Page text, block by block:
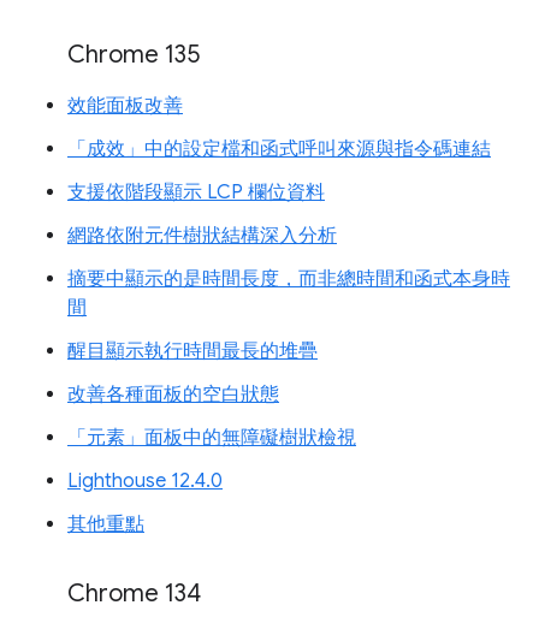
Chrome 135
效能面板改善
「成效」中的設定檔和函式呼叫來源與指令碼連結
支援依階段顯示 LCP 欄位資料
網路依附元件樹狀結構深入分析
摘要中顯示的是時間長度，而非總時間和函式本身時
間
醒目顯示執行時間最長的堆疊
改善各種面板的空白狀態
「元素」面板中的無障礙樹狀檢視
Lighthouse 12.4.0
其他重點
Chrome 134